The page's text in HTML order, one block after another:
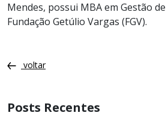
Mendes, possui MBA em Gestão
Fundação Getúlio Vargas (FGV).
voltar
Posts Recentes